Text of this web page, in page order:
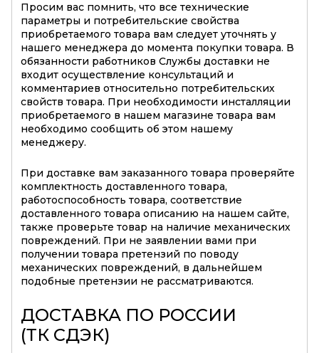
Просим вас помнить, что все технические
параметры и потребительские свойства
приобретаемого товара вам следует уточнять у
нашего менеджера до момента покупки товара. В
обязанности работников Службы доставки не
входит осуществление консультаций и
комментариев относительно потребительских
свойств товара. При необходимости инсталляции
приобретаемого в нашем магазине товара вам
необходимо сообщить об этом нашему
менеджеру.
При доставке вам заказанного товара проверяйте
комплектность доставленного товара,
работоспособность товара, соответствие
доставленного товара описанию на нашем сайте,
также проверьте товар на наличие механических
повреждений. При не заявлении вами при
получении товара претензий по поводу
механических повреждений, в дальнейшем
подобные претензии не рассматриваются.
ДОСТАВКА ПО РОССИИ
(ТК СДЭК)